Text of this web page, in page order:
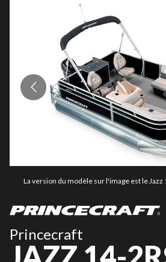
La version du modèle sur l'image est le Jazz
Princecraft